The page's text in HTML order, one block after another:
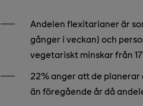
Andelen flexitarianer är
gånger i veckan) och
vegetariskt minskar från
22% anger att de
än föregående år då